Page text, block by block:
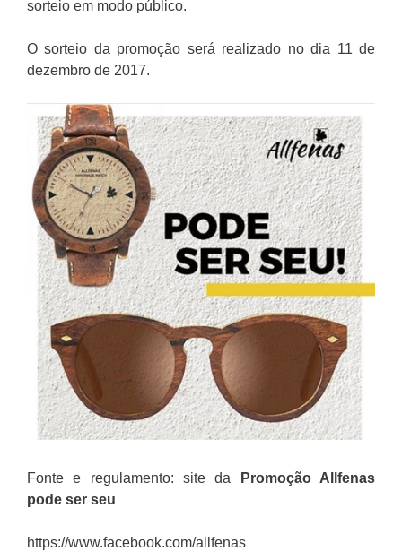
sorteio em modo público.
O sorteio da promoção será realizado no dia 11 de
dezembro de 2017.
Fonte e regulamento: site da Promoção Allfenas
pode ser seu
https://www.facebook.com/allfenas